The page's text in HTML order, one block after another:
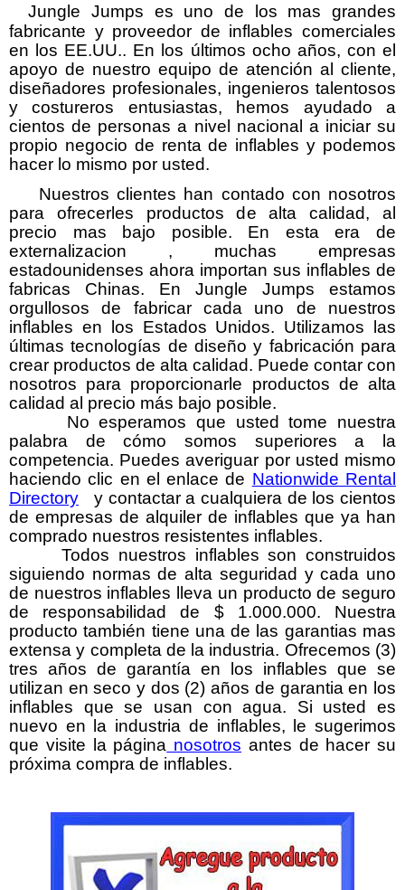
Jungle Jumps es uno de los mas grandes
fabricante y proveedor de inflables comerciales
en los EE.UU.. En los últimos ocho años, con el
apoyo de nuestro equipo de atención al cliente,
diseñadores profesionales, ingenieros talentosos
y costureros entusiastas, hemos ayudado a
cientos de personas a nivel nacional a iniciar su
propio negocio de renta de inflables y podemos
hacer lo mismo por usted.
Nuestros clientes han contado con nosotros
para ofrecerles productos de alta calidad, al
precio mas bajo posible. En esta era de
externalizacion , muchas empresas
estadounidenses ahora importan sus inflables de
fabricas Chinas. En Jungle Jumps estamos
orgullosos de fabricar cada uno de nuestros
inflables en los Estados Unidos. Utilizamos las
últimas tecnologías de diseño y fabricación para
crear productos de alta calidad. Puede contar con
nosotros para proporcionarle productos de alta
calidad al precio más bajo posible.
No esperamos que usted tome nuestra
palabra de cómo somos superiores a la
competencia. Puedes averiguar por usted mismo
haciendo clic en el enlace de Nationwide Rental
Directory
y contactar a cualquiera de los cientos
de empresas de alquiler de inflables que ya han
comprado nuestros resistentes inflables.
Todos nuestros inflables son construidos
siguiendo normas de alta seguridad y cada uno
de nuestros inflables lleva un producto de seguro
de responsabilidad de $ 1.000.000. Nuestra
producto también tiene una de las garantias mas
extensa y completa de la industria. Ofrecemos (3)
tres años de garantía en los inflables que se
utilizan en seco y dos (2) años de garantia en los
inflables que se usan con agua. Si usted es
nuevo en la industria de inflables, le sugerimos
que visite la página nosotros antes de hacer su
próxima compra de inflables.